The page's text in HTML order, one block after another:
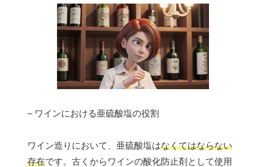
– ワインにおける亜硫酸塩の役割
ワイン造りにおいて、亜硫酸塩はなくてはならない
存在です。古くからワインの酸化防止剤として使用